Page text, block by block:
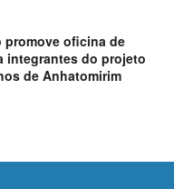
promove oficina de
integrantes do projeto
de Anhatomirim